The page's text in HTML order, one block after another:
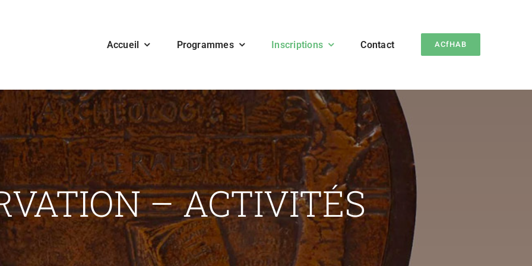
Accueil Programmes Inscriptions Contact ACfHAB
– ACTIVITÉS